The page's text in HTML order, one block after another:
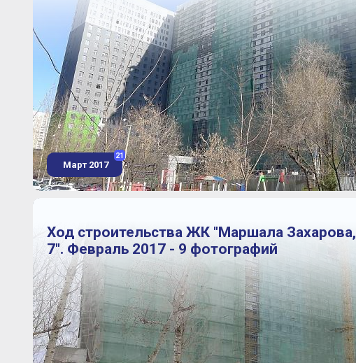
Март 2017
21
Ход строительства ЖК "Маршала Захарова,
7". Февраль 2017 - 9 фотографий